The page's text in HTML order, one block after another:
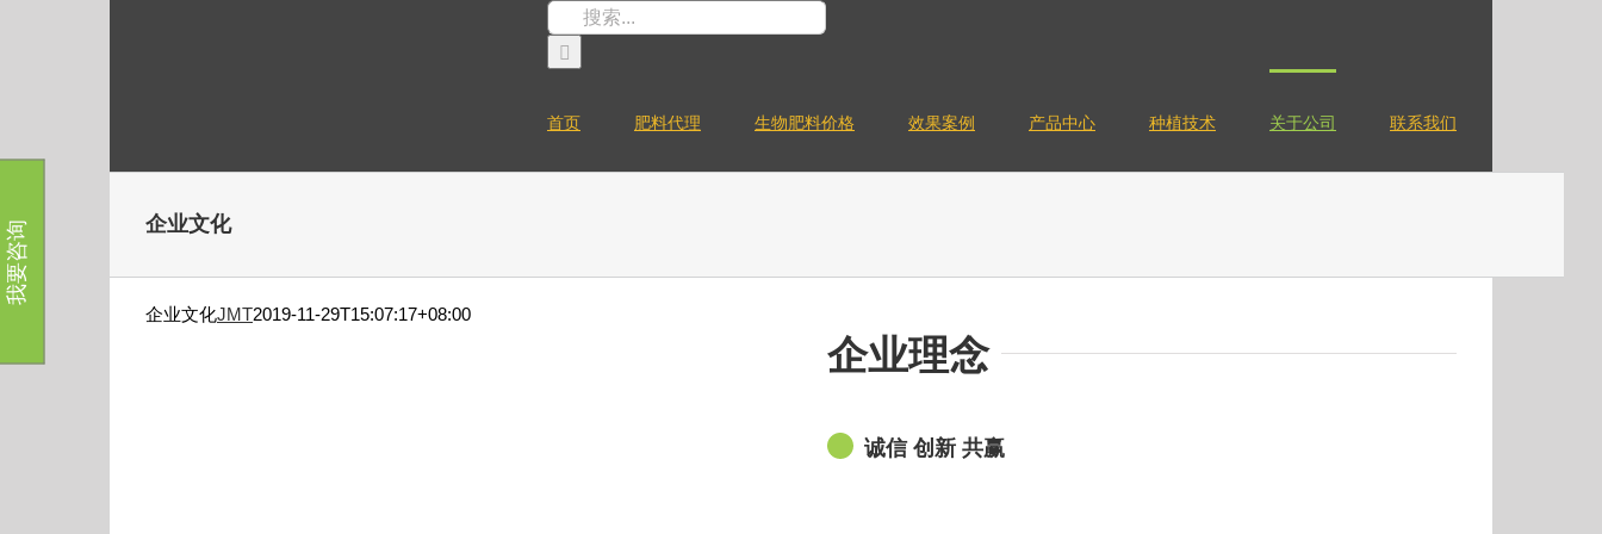
搜
索：
首页 肥料代理 生物肥料价格 效果案例 产品中心 种植技术 关于公司 联系我们
企业文化
企业文化JMT2019-11-29T15:07:17+08:00
企业理念
诚信 创新 共赢
我要咨询